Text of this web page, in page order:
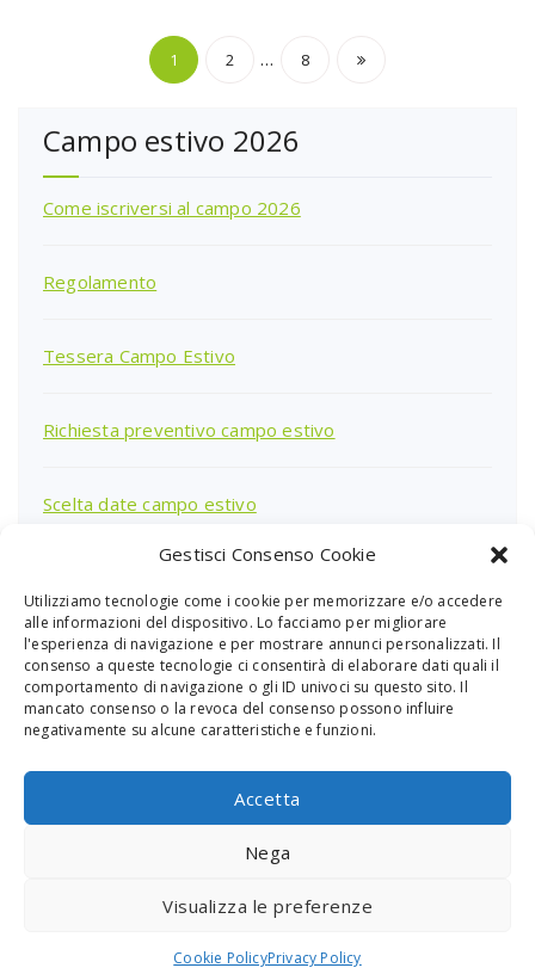
Gestisci Consenso Cookie
Utilizziamo tecnologie come i cookie per memorizzare e/o accedere
alle informazioni del dispositivo. Lo facciamo per migliorare
l'esperienza di navigazione e per mostrare annunci personalizzati. Il
consenso a queste tecnologie ci consentirà di elaborare dati quali il
comportamento di navigazione o gli ID univoci su questo sito. Il
mancato consenso o la revoca del consenso possono influire
negativamente su alcune caratteristiche e funzioni.
Accetta
Nega
Visualizza le preferenze
Cookie PolicyPrivacy Policy
Paginazione
articoli
1 2 … 8
Campo estivo 2026
Come iscriversi al campo 2026
Regolamento
Tessera Campo Estivo
Richiesta preventivo campo estivo
Scelta date campo estivo
Ricerca
per: